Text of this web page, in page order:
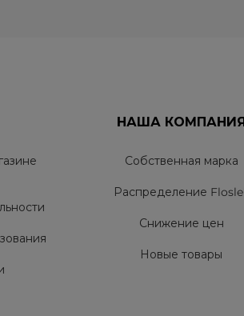
НАША
Собственная марка
Распределение
Снижение цен
Новые товары